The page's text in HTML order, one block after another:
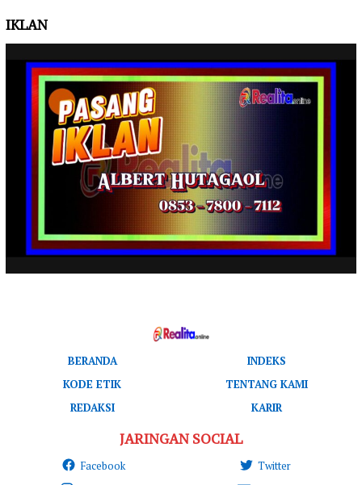
IKLAN
BERANDA
INDEKS
KODE ETIK
TENTANG KAMI
REDAKSI
KARIR
JARINGAN SOCIAL
Facebook
Twitter